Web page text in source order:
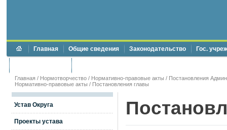
Главная Общие сведения Законодательство Гос.
Главная / Нормотворчество / Нормативно-правовые акты / Постановления
Нормативно-правовые акты / Постановления главы
Устав Округа
Проекты устава